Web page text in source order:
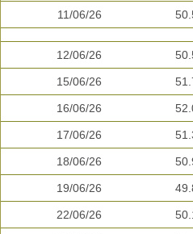
11/06/26
12/06/26
15/06/26
16/06/26
17/06/26
18/06/26
19/06/26
22/06/26